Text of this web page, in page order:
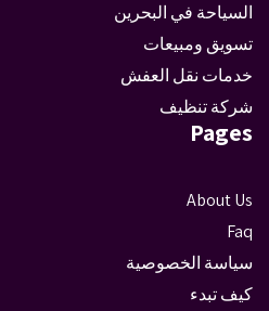
السياحة في البحرين
تسويق ومبيعات
خدمات نقل العفش
شركة تنظيف
Pages
About Us
Faq
سياسة الخصوصية
كيف تبدء